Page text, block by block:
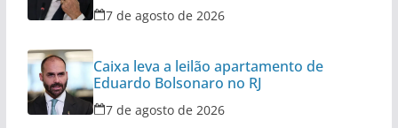
7 de agosto de 2026
Caixa leva a leilão apartamento de
Eduardo Bolsonaro no RJ
7 de agosto de 2026